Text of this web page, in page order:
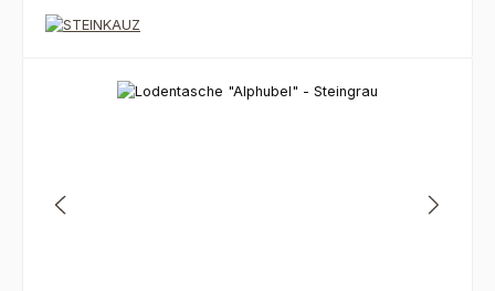
Bildergalerie überspringen